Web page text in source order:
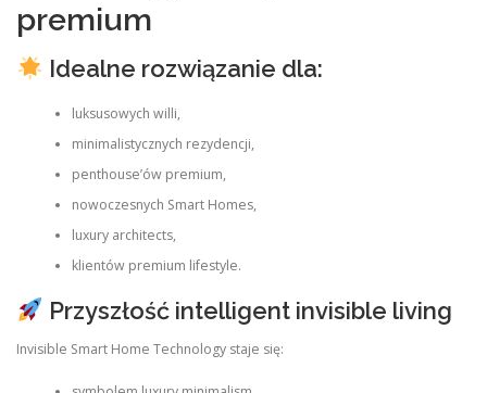
premium
Idealne rozwiązanie dla:
luksusowych willi,
minimalistycznych rezydencji,
penthouse’ów premium,
nowoczesnych Smart Homes,
luxury architects,
klientów premium lifestyle.
Przyszłość intelligent invisible living
Invisible Smart Home Technology staje się: